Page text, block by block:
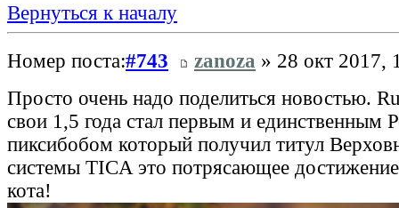
Вернуться к началу
Номер поста:#743 zanoza » 28 окт 2017,
Просто очень надо поделиться новостью.
свои 1,5 года стал первым и единственным
пиксибобом который получил титул
системы TICA это потрясающее
кота!